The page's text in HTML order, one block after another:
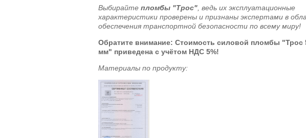
Выбирайте пломбы "Трос" , ведь их эксплуатационные
характеристики проверены и признаны экспертами в
обеспечения транспортной безопасности по всему миру!
Обратите внимание: Стоимость силовой пломбы "Трос
мм" приведена с учётом НДС 5%!
Материалы по продукту: